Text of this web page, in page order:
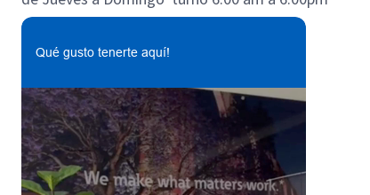
Qué gusto tenerte aquí!